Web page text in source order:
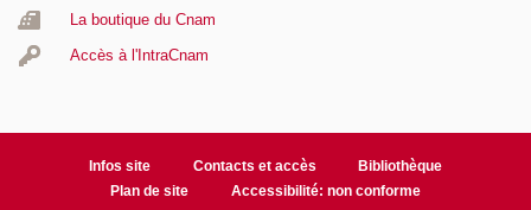
La boutique du Cnam
Accès à l'IntraCnam
Infos site Contacts et accès
Bibliothèque
Plan de site
Accessibilité: non conforme